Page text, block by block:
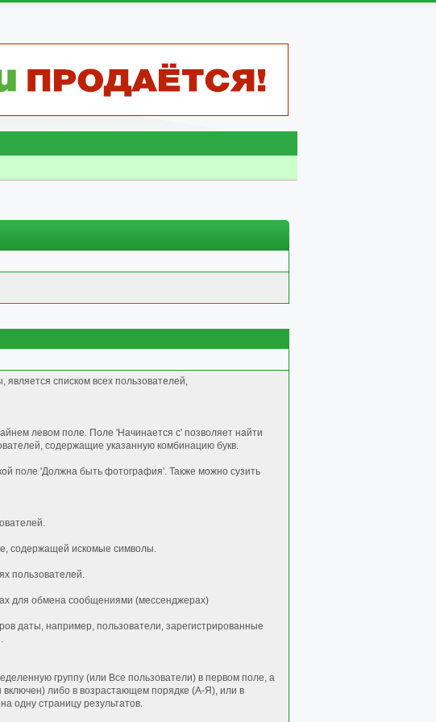
списком всех пользователей,
левом поле. Поле 'Начинается с' позволяет найти
содержащие указанную комбинацию букв.
поле 'Должна быть фотография'. Также можно сузить
содержащей искомые символы.
пользователей.
для обмена сообщениями (мессенджерах)
даты, например, пользователи, зарегистрированные
группу (или Все пользователи) в первом поле, а
либо в возрастающем порядке (А-Я), или в
одну страницу результатов.